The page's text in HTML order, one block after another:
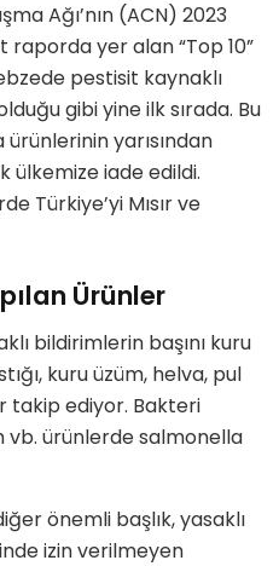
Ağı’nın (ACN) 2023
raporda yer alan “Top 10”
pestisit kaynaklı
gibi yine ilk sırada. Bu
yarısından
ülkemize iade edildi.
Türkiye’yi Mısır ve
Ürünler
bildirimlerin başını kuru
kuru üzüm, helva, pul
takip ediyor. Bakteri
vb. ürünlerde salmonella
önemli başlık, yasaklı
izin verilmeyen